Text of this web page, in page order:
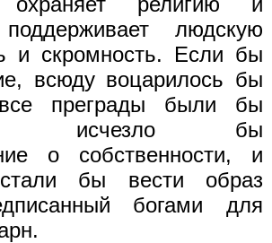
поддерживает людскую
и скромность. Если бы
всюду воцарилось бы
преграды были бы
исчезло бы
о собственности, и
бы вести образ
богами для